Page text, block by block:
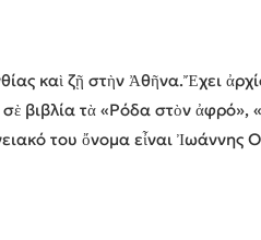
καὶ ζῇ στὴν Ἀθῆνα.Ἔχει
βιβλία τὰ «Ρόδα στὸν ἀφρό»,
του ὄνομα εἶναι Ἰωάννης